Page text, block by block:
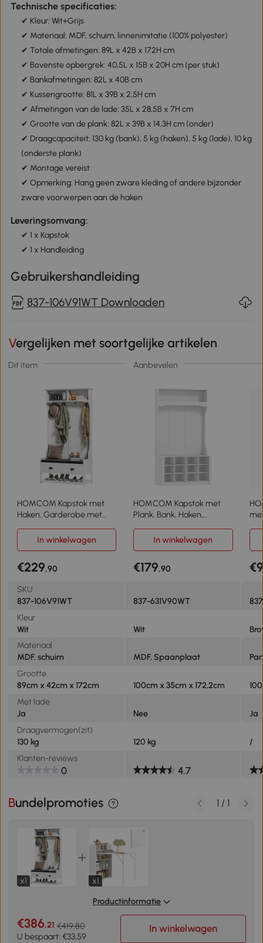
Technische specificaties:
✔ Kleur: Wit+Grijs
✔ Materiaal: MDF, schuim, linnenimitatie (100% polyester)
✔ Totale afmetingen: 89L x 42B x 172H cm
✔ Bovenste opbergrek: 40,5L x 15B x 20H cm (per stuk)
✔ Bankafmetingen: 82L x 40B cm
✔ Kussengrootte: 81L x 39B x 2,5H cm
✔ Afmetingen van de lade: 35L x 28,5B x 7H cm
✔ Grootte van de plank: 82L x 39B x 14,3H cm (onder)
✔ Draagcapaciteit: 130 kg (bank), 5 kg (haken), 5 kg (lade), 10 kg
(onderste plank)
✔ Montage vereist
✔ Opmerking: Hang geen zware kleding of andere bijzonder
zware voorwerpen aan de haken
Leveringsomvang:
✔ 1 x Kapstok
✔ 1 x Handleiding
Gebruikershandleiding
837-106V91WT Downloaden
Vergelijken met soortgelijke artikelen
Dit item Aanbevelen
HOMCOM Kapstok met
Haken, Garderobe met
Entree, Hal, Metaal, MDF,
Wit+Grijs
HOMCOM Kapstok met
Plank, Bank, Haken,
Spanplaten, MDF, Wit
In winkelwagen In winkelwagen
€229,90 €179,90
SKU
837-106V91WT
837-631V90WT
Kleur
Wit
Wit
Materiaal
MDF, schuim
MDF, Spaanplaat
Grootte
89cm x 42cm x 172cm
100cm x 35cm x 172,2cm
Met lade
Ja
Nee
Ja
Draagvermogen(zit)
130 kg
120 kg
/
Klanten-reviews
0 4.7
Bundelpromoties
x1
x1
Productinformatie
€386,21 €419,80
U bespaart: €33,59
In winkelwagen
1 / 1